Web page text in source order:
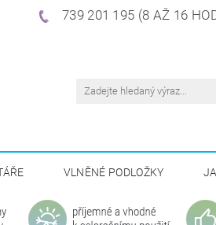
739 201 195 (8 AŽ 16
VLNĚNÉ PODLOŽKY